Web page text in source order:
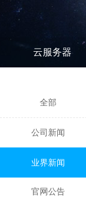
云服务器
全部
公司新闻
业界新闻
官网公告